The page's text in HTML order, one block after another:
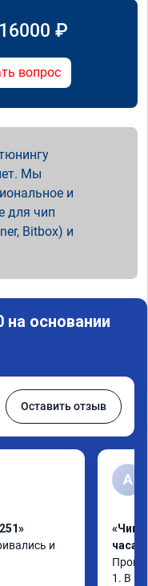
16000 ₽
вопрос
Мы
и
для чип
Bitbox) и
на основании
Оставить отзыв
и
А
«Чип
часа»
1. В